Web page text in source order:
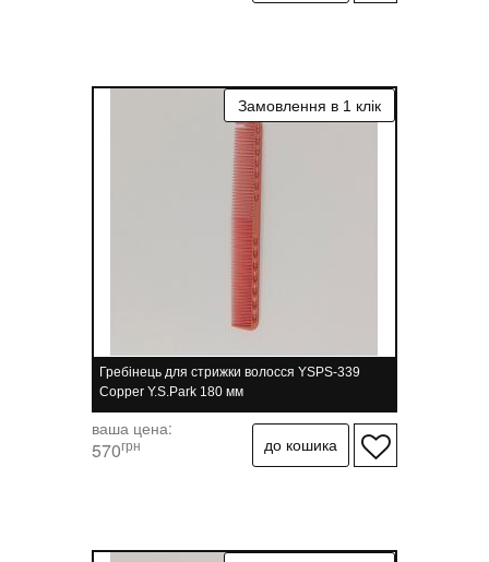
Гребінець для стрижки волосся YSPS-339
Copper Y.S.Park 180 мм
ваша цена:
570грн